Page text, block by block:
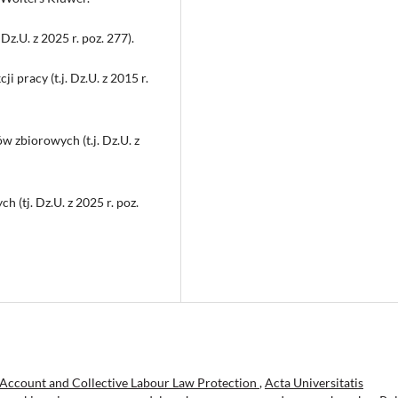
z 2025 r. poz. 277).
pracy (t.j. Dz.U. z 2015 r.
zbiorowych (t.j. Dz.U. z
(tj. Dz.U. z 2025 r. poz.
and Collective Labour Law Protection ,Acta Universitatis